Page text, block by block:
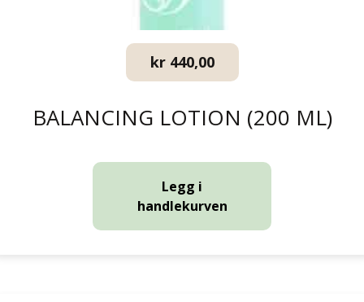
kr440,00
BALANCING LOTION (200 ML)
Legg i
handlekurven